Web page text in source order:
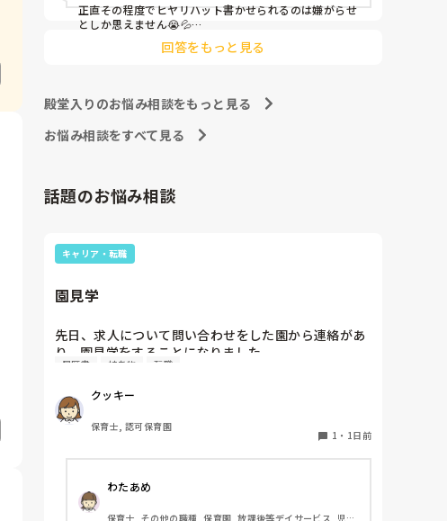
正直その程度でヒヤリハット書かせられるのは嫌がらせ
としか思えません😭💦
他の先生方も同様のことをされているのでしょうか？
回答をもっと見る
殿堂入りのお悩み相談をもっと見る
お悩み相談をすべて見る
話題のお悩み相談
キャリア・転職
園見学
先日、求人について問い合わせをした園から連絡があ
り、園見学をすることになりました。
私としては求人に応募したという認識ですが、『園見
物について質問しましたが、見学なので特にありませ
んとのこと
このような場合は本当に見学だけで終了なのでしょう
それとも、やはり履歴書や職務経歴書を持参した方が
良いのでしょうか？
履歴書 持ち物 転職
クッキー
保育士, 認可保育園
1 ・ 1日前
わたあめ
保育士, その他の職種, 保育園, 放課後等デイサービス, 児童